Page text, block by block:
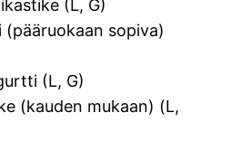
(L, G)
(pääruokaan sopiva)
(L, G)
(kauden mukaan) (L,